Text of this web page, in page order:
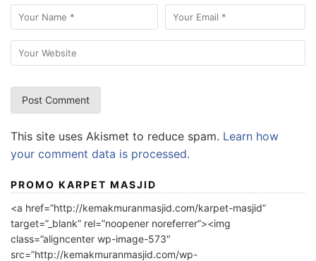
This site uses Akismet to reduce spam. Learn how
your comment data is processed.
PROMO KARPET MASJID
<a href=”http://kemakmuranmasjid.com/karpet-masjid”
target=”_blank” rel=”noopener noreferrer”><img
class=”aligncenter wp-image-573″
src=”http://kemakmuranmasjid.com/wp-